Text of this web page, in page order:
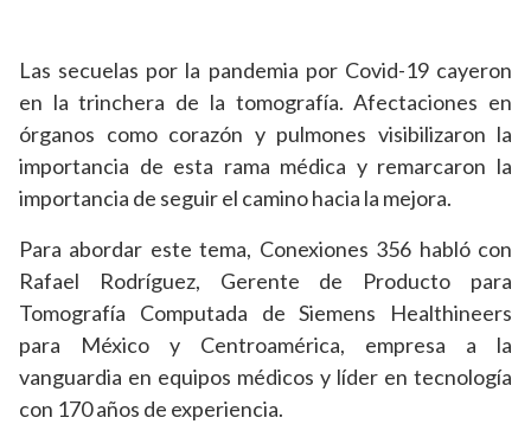
Las secuelas por la pandemia por Covid-19 cayeron
en la trinchera de la tomografía. Afectaciones en
órganos como corazón y pulmones visibilizaron la
importancia de esta rama médica y remarcaron la
importancia de seguir el camino hacia la mejora.
Para abordar este tema, Conexiones 356 habló con
Rafael Rodríguez, Gerente de Producto para
Tomografía Computada de Siemens Healthineers
para México y Centroamérica, empresa a la
vanguardia en equipos médicos y líder en tecnología
con 170 años de experiencia.